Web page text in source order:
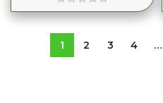
1 2 3 4 …